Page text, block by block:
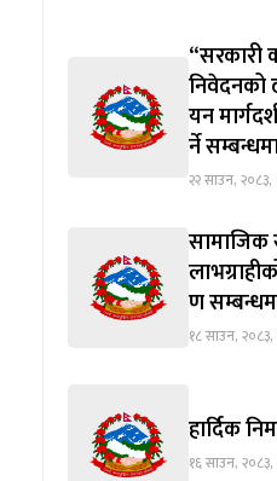
“सरकारी
निवेदनको
यन
र्ने
२२ साउन,
सामाजिक
ण
१८ साउन,
हार्दिक
१६ साउन,